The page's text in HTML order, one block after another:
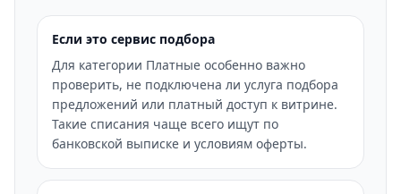
Если это сервис подбора
Для категории Платные особенно важно
проверить, не подключена ли услуга подбора
предложений или платный доступ к витрине.
Такие списания чаще всего ищут по
банковской выписке и условиям оферты.